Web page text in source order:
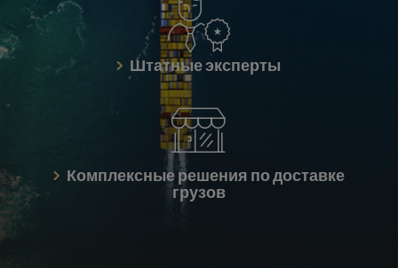
Штатные эксперты
Комплексные решения по доставке
грузов